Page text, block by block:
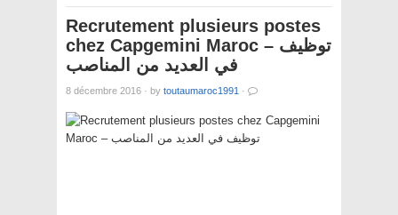
Recrutement plusieurs postes
chez Capgemini Maroc – توظيف
في العديد من المناصب
8 décembre 2016 · by toutaumaroc1991 ·